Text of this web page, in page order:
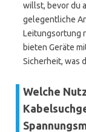
willst, bevor du
gelegentliche
Leitungsortung
bieten Geräte
Sicherheit, was
Welche